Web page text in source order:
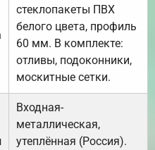
стеклопакеты ПВХ
белого цвета, профиль
60 мм. В комплекте:
отливы, подоконники,
москитные сетки.
Входная-
металлическая,
утеплённая (Россия).